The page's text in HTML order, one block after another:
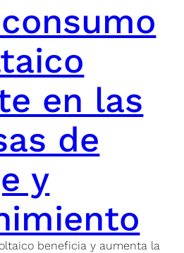
en las
de
y
beneficia y aumenta la